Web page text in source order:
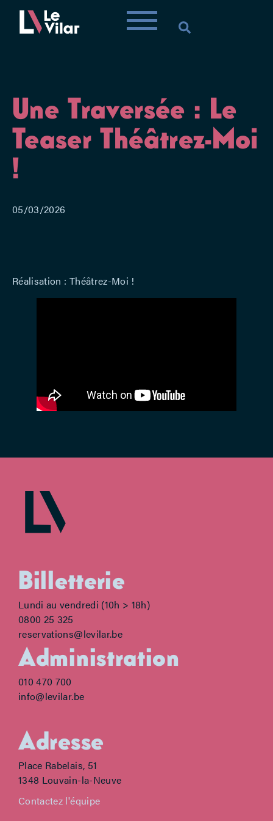
Une Traversée : Le
Teaser Théâtrez-Moi
!
05/03/2026
Réalisation : Théâtrez-Moi !
Billetterie
Lundi au vendredi (10h > 18h)
0800 25 325
reservations@levilar.be
Administration
010 470 700
info@levilar.be
Adresse
Place Rabelais, 51
1348 Louvain-la-Neuve
Contactez l'équipe